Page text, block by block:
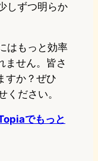
しずつ明らか
はもっと効率
ません。皆さ
すか？ぜひ
ください。
でもっと